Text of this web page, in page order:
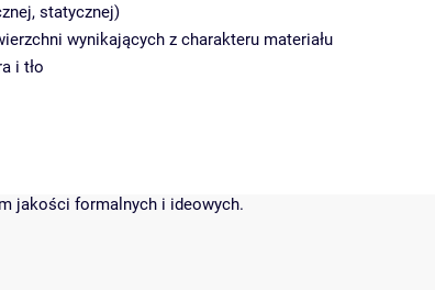
statycznej)
wynikających z charakteru materiału
i tło
jakości formalnych i ideowych.